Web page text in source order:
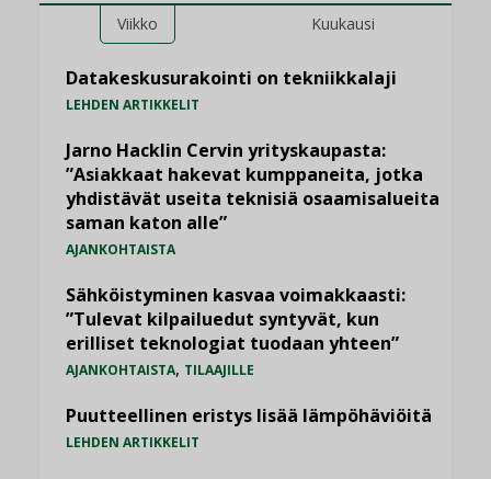
Viikko Kuukausi
Datakeskusurakointi on tekniikkalaji
LEHDEN ARTIKKELIT
Jarno Hacklin Cervin yrityskaupasta:
”Asiakkaat hakevat kumppaneita, jotka
yhdistävät useita teknisiä osaamisalueita
saman katon alle”
AJANKOHTAISTA
Sähköistyminen kasvaa voimakkaasti:
”Tulevat kilpailuedut syntyvät, kun
erilliset teknologiat tuodaan yhteen”
AJANKOHTAISTA, TILAAJILLE
Puutteellinen eristys lisää lämpöhäviöitä
LEHDEN ARTIKKELIT